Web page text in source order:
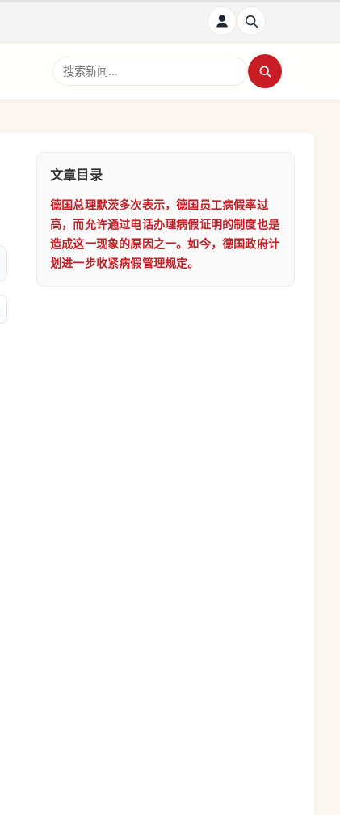
搜索新闻
文章目录
德国总理默茨多次表示，德国员工病假率过
高，而允许通过电话办理病假证明的制度也是
造成这一现象的原因之一。如今，德国政府计
划进一步收紧病假管理规定。